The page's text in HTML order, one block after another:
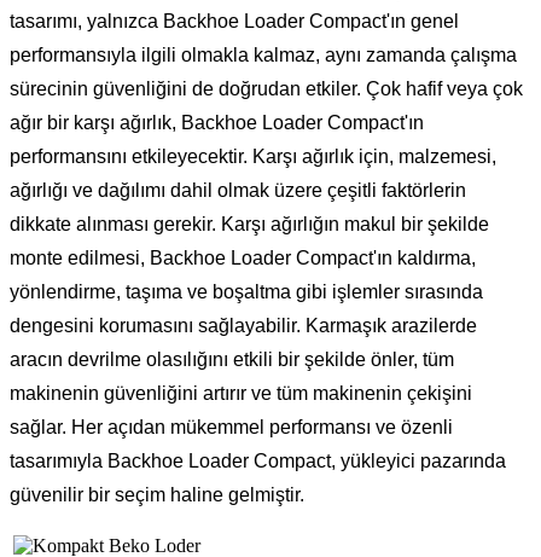
tasarımı, yalnızca Backhoe Loader Compact'ın genel
performansıyla ilgili olmakla kalmaz, aynı zamanda çalışma
sürecinin güvenliğini de doğrudan etkiler. Çok hafif veya çok
ağır bir karşı ağırlık, Backhoe Loader Compact'ın
performansını etkileyecektir. Karşı ağırlık için, malzemesi,
ağırlığı ve dağılımı dahil olmak üzere çeşitli faktörlerin
dikkate alınması gerekir. Karşı ağırlığın makul bir şekilde
monte edilmesi, Backhoe Loader Compact'ın kaldırma,
yönlendirme, taşıma ve boşaltma gibi işlemler sırasında
dengesini korumasını sağlayabilir. Karmaşık arazilerde
aracın devrilme olasılığını etkili bir şekilde önler, tüm
makinenin güvenliğini artırır ve tüm makinenin çekişini
sağlar. Her açıdan mükemmel performansı ve özenli
tasarımıyla Backhoe Loader Compact, yükleyici pazarında
güvenilir bir seçim haline gelmiştir.